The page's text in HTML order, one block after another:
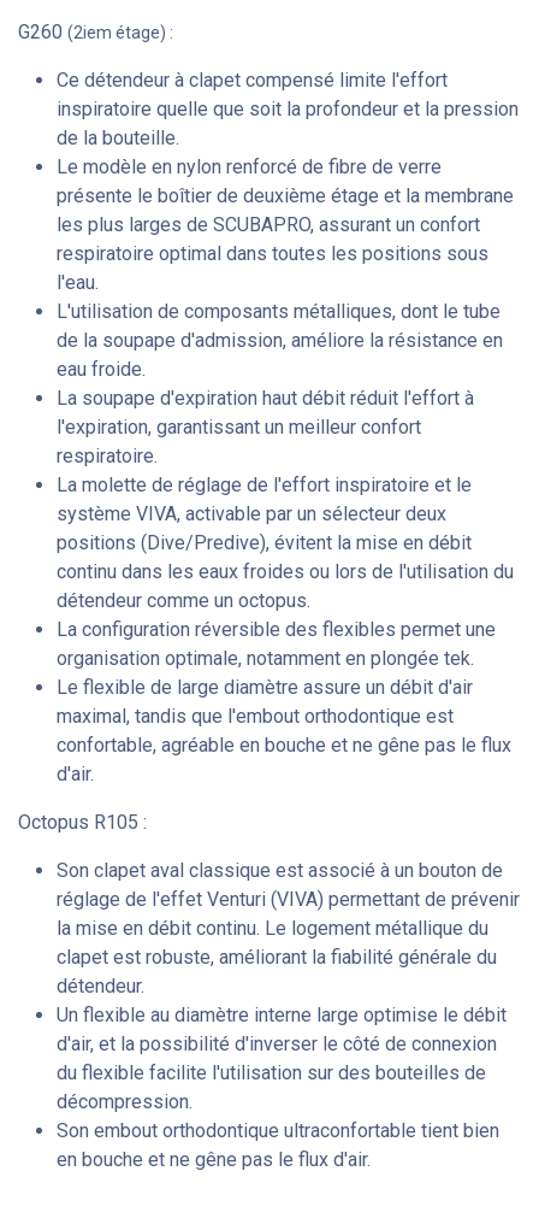
G260 (2iem étage) :
Ce détendeur à clapet compensé limite l'effort
inspiratoire quelle que soit la profondeur et la pression
de la bouteille.
Le modèle en nylon renforcé de fibre de verre
présente le boîtier de deuxième étage et la membrane
les plus larges de SCUBAPRO, assurant un confort
respiratoire optimal dans toutes les positions sous
l'eau.
L'utilisation de composants métalliques, dont le tube
de la soupape d'admission, améliore la résistance en
eau froide.
La soupape d'expiration haut débit réduit l'effort à
l'expiration, garantissant un meilleur confort
respiratoire.
La molette de réglage de l'effort inspiratoire et le
système VIVA, activable par un sélecteur deux
positions (Dive/Predive), évitent la mise en débit
continu dans les eaux froides ou lors de l'utilisation du
détendeur comme un octopus.
La configuration réversible des flexibles permet une
organisation optimale, notamment en plongée tek.
Le flexible de large diamètre assure un débit d'air
maximal, tandis que l'embout orthodontique est
confortable, agréable en bouche et ne gêne pas le flux
d'air.
Octopus R105 :
Son clapet aval classique est associé à un bouton de
réglage de l'effet Venturi (VIVA) permettant de prévenir
la mise en débit continu. Le logement métallique du
clapet est robuste, améliorant la fiabilité générale du
détendeur.
Un flexible au diamètre interne large optimise le débit
d'air, et la possibilité d'inverser le côté de connexion
du flexible facilite l'utilisation sur des bouteilles de
décompression.
Son embout orthodontique ultraconfortable tient bien
en bouche et ne gêne pas le flux d'air.